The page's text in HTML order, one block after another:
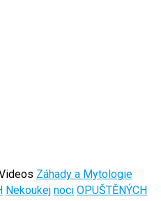
Záhady a Mytologie
Nekoukej noci OPUŠTĚNÝCH